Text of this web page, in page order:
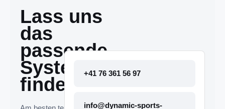
Lass uns
das
passende
System
finden.
+41 76 361 56 97
info@dynamic-sports-